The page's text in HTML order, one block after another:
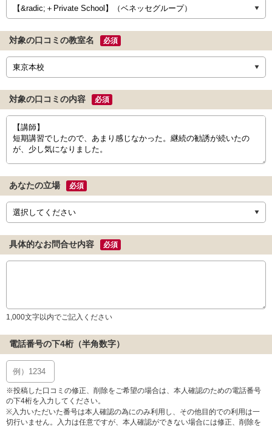
対象の口コミの教室名 必須
対象の口コミの内容 必須
あなたの立場 必須
具体的なお問合せ内容 必須
1,000文字以内でご記入ください
電話番号の下4桁（半角数字）
※投稿した口コミの修正、削除をご希望の場合は、本人確認のための電話番号
の下4桁を入力してください。
※入力いただいた番号は本人確認の為にのみ利用し、その他目的での利用は一
切行いません。入力は任意ですが、本人確認ができない場合には修正、削除を